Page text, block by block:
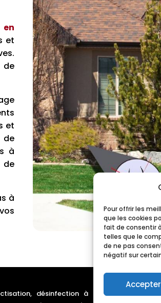
Pour offrir les
que les cookies
fait de consentir
telles que le
de ne pas
négatif sur
Accepter
et
de
et
de
à
à
désinfection à Castres–